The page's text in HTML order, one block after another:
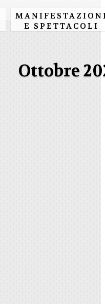
E SPETTACOLI
Ottobre